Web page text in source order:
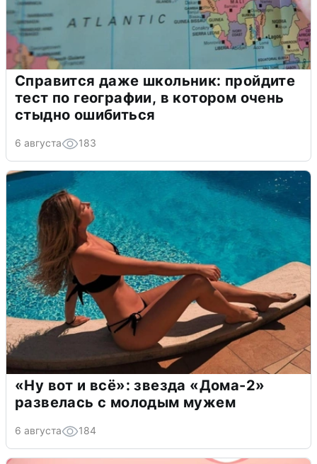
Справится даже школьник: пройдите
тест по географии, в котором очень
стыдно ошибиться
6 августа 183
«Ну вот и всё»: звезда «Дома-2»
развелась с молодым мужем
6 августа 184